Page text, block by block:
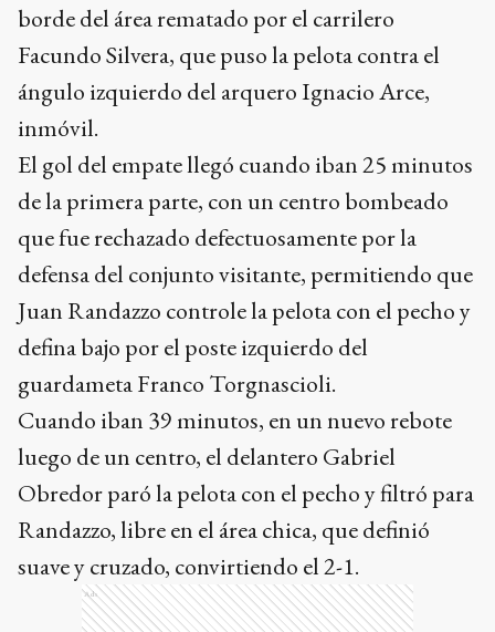
borde del área rematado por el carrilero
Facundo Silvera, que puso la pelota contra el
ángulo izquierdo del arquero Ignacio Arce,
inmóvil.
El gol del empate llegó cuando iban 25 minutos
de la primera parte, con un centro bombeado
que fue rechazado defectuosamente por la
defensa del conjunto visitante, permitiendo que
Juan Randazzo controle la pelota con el pecho y
defina bajo por el poste izquierdo del
guardameta Franco Torgnascioli.
Cuando iban 39 minutos, en un nuevo rebote
luego de un centro, el delantero Gabriel
Obredor paró la pelota con el pecho y filtró para
Randazzo, libre en el área chica, que definió
suave y cruzado, convirtiendo el 2-1.
Ads